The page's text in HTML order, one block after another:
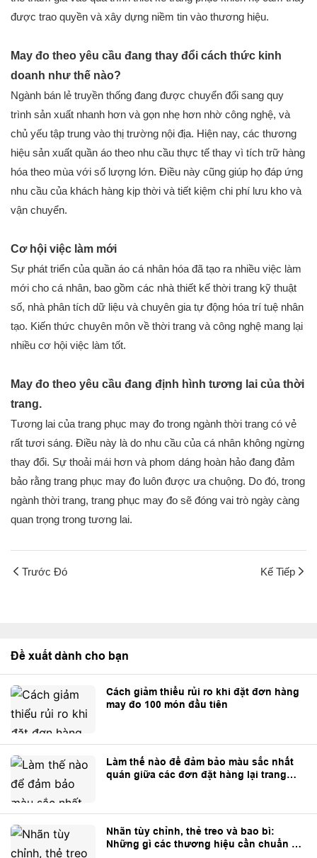
được trao quyền và xây dựng niềm tin vào thương hiệu.
May đo theo yêu cầu đang thay đổi cách thức kinh
doanh như thế nào?
Ngành bán lẻ truyền thống đang được chuyển đổi sang quy
trình sản xuất nhanh hơn và gọn nhẹ hơn nhờ công nghệ, và
chủ yếu tập trung vào thị trường nội địa. Hiện nay, các thương
hiệu sản xuất quần áo theo nhu cầu thực tế thay vì tích trữ hàng
hóa theo mùa với số lượng lớn. Điều này cũng giúp họ đáp ứng
nhu cầu của khách hàng kịp thời và tiết kiệm chi phí lưu kho và
vận chuyển.
Cơ hội việc làm mới
Sự phát triển của quần áo cá nhân hóa đã tạo ra nhiều việc làm
mới cho cá nhân, bao gồm các nhà thiết kế thời trang kỹ thuật
số, nhà phân tích dữ liệu và chuyên gia tự động hóa trí tuệ nhân
tạo. Kiến thức chuyên môn về thời trang và công nghệ mang lại
nhiều cơ hội việc làm tốt.
May đo theo yêu cầu đang định hình tương lai của thời
trang.
Tương lai của trang phục may đo trong ngành thời trang có vẻ
rất tươi sáng. Điều này là do nhu cầu của cá nhân không ngừng
thay đổi. Sự thoải mái hơn và phom dáng hoàn hảo đang đảm
bảo rằng trang phục may đo luôn được ưa chuộng. Do đó, trong
ngành thời trang, trang phục may đo sẽ đóng vai trò ngày càng
quan trọng trong tương lai.
Trước Đó Kế Tiếp
Đề xuất dành cho bạn
Cách giảm thiểu rủi ro khi đặt đơn hàng
may đo 100 món đầu tiên
Làm thế nào để đảm bảo màu sắc nhất
quán giữa các đơn đặt hàng lại trang
Nhãn tùy chỉnh, thẻ treo và bao bì:
Những gì các thương hiệu cần chuẩn bị